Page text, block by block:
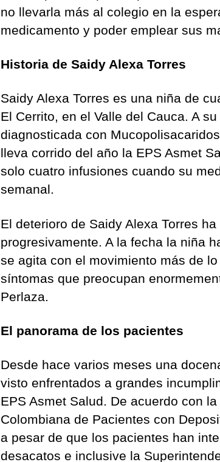
no llevarla más al colegio en la
medicamento y poder emplear sus
Historia de Saidy Alexa Torres
Saidy Alexa Torres es una niña de
El Cerrito, en el Valle del Cauca. A
diagnosticada con
lleva corrido del año la EPS Asmet
solo cuatro infusiones cuando su
semanal.
El deterioro de Saidy Alexa Torres
progresivamente. A la fecha la niña
se agita con el movimiento más de
síntomas que preocupan
Perlaza.
El panorama de los pacientes
Desde hace varios meses una
visto enfrentados a grandes
EPS Asmet Salud. De acuerdo con
Colombiana de Pacientes con
a pesar de que los pacientes han
desacatos e inclusive la